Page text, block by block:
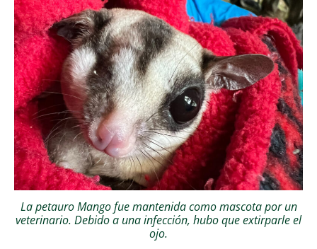
La petauro Mango fue mantenida como mascota por un
veterinario. Debido a una infección, hubo que extirparle el
ojo.